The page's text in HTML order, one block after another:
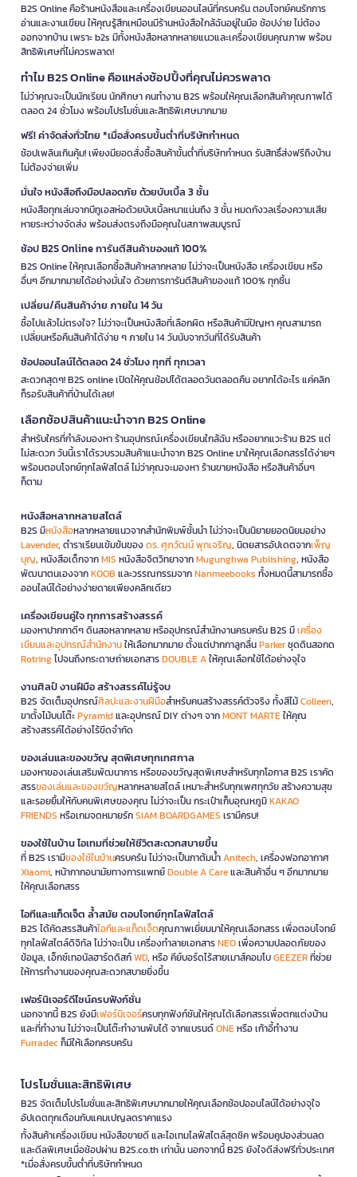
B2S Online คือร้านหนังสือและเครื่องเขียนออนไลน์ที่ครบครัน ตอบโจทย์คนรักการ
อ่านและงานเขียน ให้คุณรู้สึกเหมือนมีร้านหนังสือใกล้ฉันอยู่ในมือ ช้อปง่าย ไม่ต้อง
ออกจากบ้าน เพราะ b2s มีทั้งหนังสือหลากหลายแนวและเครื่องเขียนคุณภาพ พร้อม
สิทธิพิเศษที่ไม่ควรพลาด!
ทำไม B2S Online คือแหล่งช้อปปิ้งที่คุณไม่ควรพลาด
ไม่ว่าคุณจะเป็นนักเรียน นักศึกษา คนทำงาน B2S พร้อมให้คุณเลือกสินค้าคุณภาพได้
ตลอด 24 ชั่วโมง พร้อมโปรโมชั่นและสิทธิพิเศษมากมาย
ฟรี! ค่าจัดส่งทั่วไทย *เมื่อสั่งครบขั้นต่ำที่บริษัทกำหนด
ช้อปเพลินเกินคุ้ม! เพียงมียอดสั่งซื้อสินค้าขั้นต่ำที่บริษัทกำหนด รับสิทธิ์ส่งฟรีถึงบ้าน
ไม่ต้องจ่ายเพิ่ม
มั่นใจ หนังสือถึงมือปลอดภัย ด้วยบับเบิ้ล 3 ชั้น
หนังสือทุกเล่มจากบีทูเอสห่อด้วยบับเบิ้ลหนาแน่นถึง 3 ชั้น หมดกังวลเรื่องความเสีย
หายระหว่างจัดส่ง พร้อมส่งตรงถึงมือคุณในสภาพสมบูรณ์
ช้อป B2S Online การันตีสินค้าของแท้ 100%
B2S Online ให้คุณเลือกซื้อสินค้าหลากหลาย ไม่ว่าจะเป็นหนังสือ เครื่องเขียน หรือ
อื่นๆ อีกมากมายได้อย่างมั่นใจ ด้วยการการันตีสินค้าของแท้ 100% ทุกชิ้น
เปลี่ยน/คืนสินค้าง่าย ภายใน 14 วัน
ซื้อไปแล้วไม่ตรงใจ? ไม่ว่าจะเป็นหนังสือที่เลือกผิด หรือสินค้ามีปัญหา คุณสามารถ
เปลี่ยนหรือคืนสินค้าได้ง่าย ๆ ภายใน 14 วันนับจากวันที่ได้รับสินค้า
ช้อปออนไลน์ได้ตลอด 24 ชั่วโมง ทุกที่ ทุกเวลา
สะดวกสุดๆ! B2S online เปิดให้คุณช้อปได้ตลอดวันตลอดคืน อยากได้อะไร แค่คลิก
ก็รอรับสินค้าที่บ้านได้เลย!
เลือกช้อปสินค้าแนะนำจาก B2S Online
สำหรับใครที่กำลังมองหา ร้านอุปกรณ์เครื่องเขียนใกล้ฉัน หรืออยากแวะร้าน B2S แต่
ไม่สะดวก วันนี้เราได้รวบรวมสินค้าแนะนำจาก B2S Online มาให้คุณเลือกสรรได้ง่ายๆ
พร้อมตอบโจทย์ทุกไลฟ์สไตล์ ไม่ว่าคุณจะมองหา ร้านขายหนังสือ หรือสินค้าอื่นๆ
ก็ตาม
หนังสือหลากหลายสไตล์
B2S มีหนังสือหลากหลายแนวจากสำนักพิมพ์ชั้นนำ ไม่ว่าจะเป็นนิยายยอดนิยมอย่าง
Lavender, ตำราเรียนเข้มข้นของดร. ศุภวัฒน์ พุกเจริญ, นิตยสารอัปเดตจากเพ็ญ
บุญ, หนังสือเด็กจากMIS หนังสือจิตวิทยาจากMugunghwa Publishing, หนังสือ
พัฒนาตนเองจากKOOB และวรรณกรรมจากNanmeebooks ทั้งหมดนี้สามารถซื้อ
ออนไลน์ได้อย่างง่ายดายเพียงคลิกเดียว
เครื่องเขียนคู่ใจ ทุกการสร้างสรรค์
มองหาปากกาดีๆ ดินสอหลากหลาย หรืออุปกรณ์สำนักงานครบครัน B2S มีเครื่อง
เขียนและอุปกรณ์สำนักงานให้เลือกมากมาย ตั้งแต่ปากกาลูกลื่นParkerชุดดินสอกด
Rotringไปจนถึงกระดาษถ่ายเอกสารDOUBLE Aให้คุณเลือกใช้ได้อย่างจุใจ
งานศิลป์ งานฝีมือ สร้างสรรค์ไม่รู้จบ
B2S จัดเต็มอุปกรณ์ศิลปะและงานฝีมือสำหรับคนสร้างสรรค์ตัวจริง ทั้งสีไม้Colleen,
ขาตั้งไม้บนโต๊ะPyramidและอุปกรณ์ DIY ต่างๆ จากMONT MARTEให้คุณ
สร้างสรรค์ได้อย่างไร้ขีดจำกัด
ของเล่นและของขวัญ สุดพิเศษทุกเทศกาล
มองหาของเล่นเสริมพัฒนาการ หรือของขวัญสุดพิเศษสำหรับทุกโอกาส B2S เราคัด
สรรของเล่นและของขวัญหลากหลายสไตล์ เหมาะสำหรับทุกเพศทุกวัย สร้างความสุข
และรอยยิ้มให้กับคนพิเศษของคุณ ไม่ว่าจะเป็น กระเป๋าเก็บอุณหภูมิKAKAO
FRIENDS หรือเกมจดหมายรักSIAM BOARDGAMES เรามีครบ!
ของใช้ในบ้าน ไอเทมที่ช่วยให้ชีวิตสะดวกสบายขึ้น
ที่ B2S เรามีของใช้ในบ้านครบครัน ไม่ว่าจะเป็นกาต้มน้ำAnitech, เครื่องฟอกอากาศ
Xiaomi, หน้ากากอนามัยทางการแพทย์Double A Careและสินค้าอื่น ๆ อีกมากมาย
ให้คุณเลือกสรร
ไอทีและแก็ดเจ็ต ล้ำสมัย ตอบโจทย์ทุกไลฟ์สไตล์
B2S ได้คัดสรรสินค้าไอทีและแก็ดเจ็ตคุณภาพเยี่ยมมาให้คุณเลือกสรร เพื่อตอบโจทย์
ทุกไลฟ์สไตล์ดิจิทัล ไม่ว่าจะเป็น เครื่องทำลายเอกสารNEOเพื่อความปลอดภัยของ
ข้อมูล, เอ็กซ์เทอนัลฮาร์ดดิสก์WD, หรือ คีย์บอร์ดไร้สายเมาส์คอมโบGEEZERที่ช่วย
ให้การทำงานของคุณสะดวกสบายยิ่งขึ้น
เฟอร์นิเจอร์ดีไซน์ครบฟังก์ชั่น
นอกจากนี้ B2S ยังมีเฟอร์นิเจอร์ครบทุกฟังก์ชันให้คุณได้เลือกสรรเพื่อตกแต่งบ้าน
และที่ทำงาน ไม่ว่าจะเป็นโต๊ะทำงานพับได้ จากแบรนด์ONEหรือ เก้าอี้ทำงาน
Furradecก็มีให้เลือกครบครัน
โปรโมชั่นและสิทธิพิเศษ
B2S จัดเต็มโปรโมชั่นและสิทธิพิเศษมากมายให้คุณเลือกช้อปออนไลน์ได้อย่างจุใจ
อัปเดตทุกเดือนกับแคมเปญลดราคาแรง
ทั้งสินค้าเครื่องเขียน หนังสือขายดี และไอเทมไลฟ์สไตล์สุดชิค พร้อมคูปองส่วนลด
และดีลพิเศษเมื่อช้อปผ่าน B2S.co.th เท่านั้น นอกจากนี้ B2S ยังใจดีส่งฟรีทั่วประเทศ
*เมื่อสั่งครบขั้นต่ำที่บริษัทกำหนด